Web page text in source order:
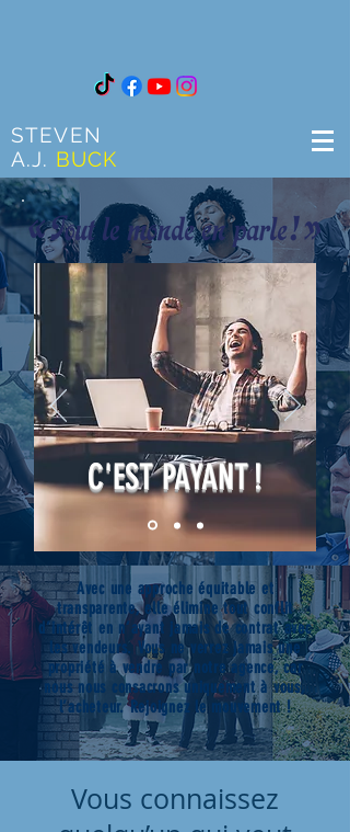
STEVEN
A.J. BUCK
C'EST PAYANT!
Avec une approche équitable et
transparente, elle élimine tout conflit
d’intérêt en n’ayant jamais de contrat avec
les vendeurs. Vous ne verrez jamais une
propriété à vendre par notre agence, car
nous nous consacrons uniquement à vous,
l’acheteur. Rejoignez le mouvement !
Vous connaissez